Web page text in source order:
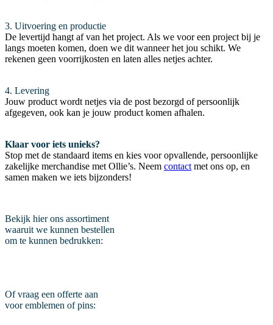
3. Uitvoering en productie
De levertijd hangt af van het project. Als we voor een project bij je
langs moeten komen, doen we dit wanneer het jou schikt. We
rekenen geen voorrijkosten en laten alles netjes achter.
4. Levering
Jouw product wordt netjes via de post bezorgd of persoonlijk
afgegeven, ook kan je jouw product komen afhalen.
Klaar voor iets unieks?
Stop met de standaard items en kies voor opvallende, persoonlijke
zakelijke merchandise met Ollie’s. Neem contact met ons op, en
samen maken we iets bijzonders!
Bekijk hier ons assortiment
waaruit we kunnen bestellen
om te kunnen bedrukken:
Of vraag een offerte aan
voor emblemen of pins: